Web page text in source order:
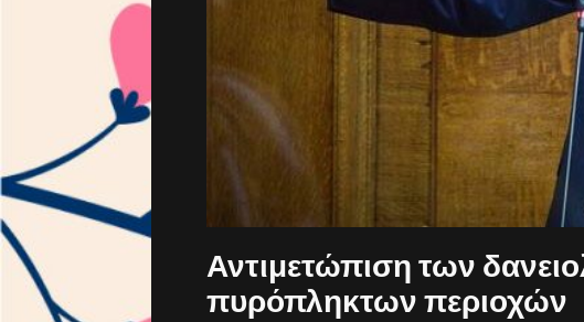
Αντιμετώπιση των
πυρόπληκτων περιοχών